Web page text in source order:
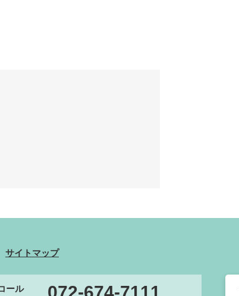
サイトマップ
ール